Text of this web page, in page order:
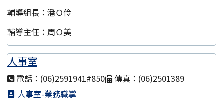
輔導組長：潘Ｏ伶
輔導主任：周Ｏ美
人事室
電話：(06)2591941#850
傳真：(06)2501389
人事室-業務職掌